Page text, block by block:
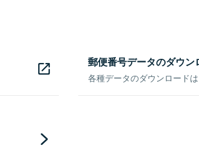
郵便番号データのダウン
各種データのダウンロード